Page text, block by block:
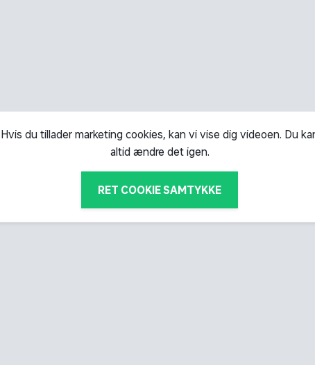
Hvis du tillader marketing cookies, kan vi vise dig videoen. Du
altid ændre det igen.
RET COOKIE SAMTYKKE